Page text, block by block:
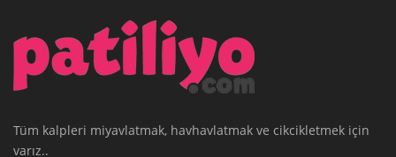
Tüm kalpleri miyavlatmak, havhavlatmak ve cikcikletmek için
varız..